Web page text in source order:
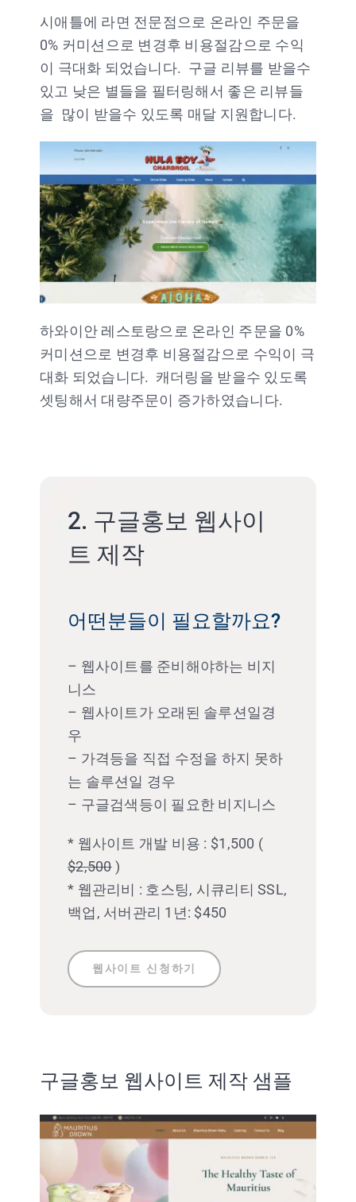
시애틀에 라면 전문점으로 온라인 주문을
0% 커미션으로 변경후 비용절감으로 수익
이 극대화 되었습니다. 구글 리뷰를 받을수
있고 낮은 별들을 필터링해서 좋은 리뷰들
을 많이 받을수 있도록 매달 지원합니다.
하와이안 레스토랑으로 온라인 주문을 0%
커미션으로 변경후 비용절감으로 수익이 극
대화 되었습니다. 캐더링을 받을수 있도록
셋팅해서 대량주문이 증가하였습니다.
2. 구글홍보 웹사이
트 제작
어떤분들이 필요할까요?
– 웹사이트를 준비해야하는 비지
니스
– 웹사이트가 오래된 솔루션일경
우
– 가격등을 직접 수정을 하지 못하
는 솔루션일 경우
– 구글검색등이 필요한 비지니스
* 웹사이트 개발 비용 : $1,500 (
$2,500)
* 웹관리비 : 호스팅, 시큐리티 SSL,
백업, 서버관리 1년: $450
웹사이트 신청하기
구글홍보 웹사이트 제작 샘플